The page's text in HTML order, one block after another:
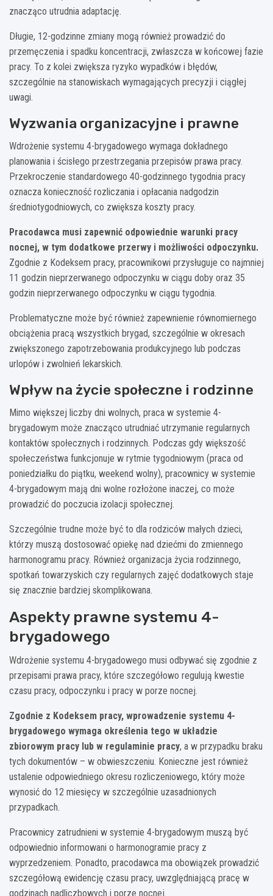
znacząco utrudnia adaptację.
Długie, 12-godzinne zmiany mogą również prowadzić do
przemęczenia i spadku koncentracji, zwłaszcza w końcowej fazie
pracy. To z kolei zwiększa ryzyko wypadków i błędów,
szczególnie na stanowiskach wymagających precyzji i ciągłej
uwagi.
Wyzwania organizacyjne i prawne
Wdrożenie systemu 4-brygadowego wymaga dokładnego
planowania i ścisłego przestrzegania przepisów prawa pracy.
Przekroczenie standardowego 40-godzinnego tygodnia pracy
oznacza konieczność rozliczania i opłacania nadgodzin
średniotygodniowych, co zwiększa koszty pracy.
Pracodawca musi zapewnić odpowiednie warunki pracy
nocnej, w tym dodatkowe przerwy i możliwości odpoczynku.
Zgodnie z Kodeksem pracy, pracownikowi przysługuje co najmniej
11 godzin nieprzerwanego odpoczynku w ciągu doby oraz 35
godzin nieprzerwanego odpoczynku w ciągu tygodnia.
Problematyczne może być również zapewnienie równomiernego
obciążenia pracą wszystkich brygad, szczególnie w okresach
zwiększonego zapotrzebowania produkcyjnego lub podczas
urlopów i zwolnień lekarskich.
Wpływ na życie społeczne i rodzinne
Mimo większej liczby dni wolnych, praca w systemie 4-
brygadowym może znacząco utrudniać utrzymanie regularnych
kontaktów społecznych i rodzinnych. Podczas gdy większość
społeczeństwa funkcjonuje w rytmie tygodniowym (praca od
poniedziałku do piątku, weekend wolny), pracownicy w systemie
4-brygadowym mają dni wolne rozłożone inaczej, co może
prowadzić do poczucia izolacji społecznej.
Szczególnie trudne może być to dla rodziców małych dzieci,
którzy muszą dostosować opiekę nad dziećmi do zmiennego
harmonogramu pracy. Również organizacja życia rodzinnego,
spotkań towarzyskich czy regularnych zajęć dodatkowych staje
się znacznie bardziej skomplikowana.
Aspekty prawne systemu 4-
brygadowego
Wdrożenie systemu 4-brygadowego musi odbywać się zgodnie z
przepisami prawa pracy, które szczegółowo regulują kwestie
czasu pracy, odpoczynku i pracy w porze nocnej.
Zgodnie z Kodeksem pracy, wprowadzenie systemu 4-
brygadowego wymaga określenia tego w układzie
zbiorowym pracy lub w regulaminie pracy, a w przypadku braku
tych dokumentów – w obwieszczeniu. Konieczne jest również
ustalenie odpowiedniego okresu rozliczeniowego, który może
wynosić do 12 miesięcy w szczególnie uzasadnionych
przypadkach.
Pracownicy zatrudnieni w systemie 4-brygadowym muszą być
odpowiednio informowani o harmonogramie pracy z
wyprzedzeniem. Ponadto, pracodawca ma obowiązek prowadzić
szczegółową ewidencję czasu pracy, uwzględniającą pracę w
godzinach nadliczbowych i porze nocnej.